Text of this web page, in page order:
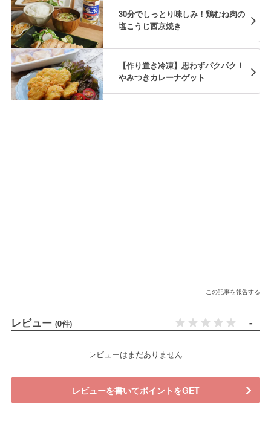
30分でしっとり味しみ！鶏むね肉の
塩こうじ西京焼き
【作り置き冷凍】思わずパクパク！
やみつきカレーナゲット
この記事を報告する
レビュー (0件) -
レビューはまだありません
レビューを書いてポイントをGET